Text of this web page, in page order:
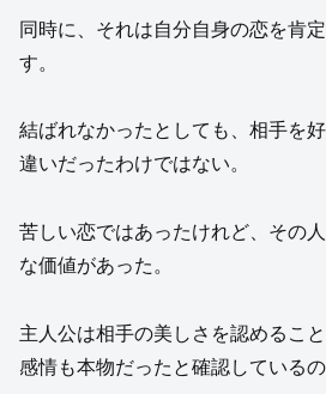
同時に、それは自分自身の恋を肯
す。
結ばれなかったとしても、相手を
違いだったわけではない。
苦しい恋ではあったけれど、その
な価値があった。
主人公は相手の美しさを認めるこ
感情も本物だったと確認しているの